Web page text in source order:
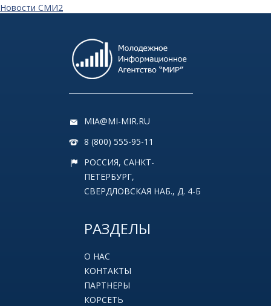
Новости СМИ2
MIA@MI-MIR.RU
8 (800) 555-95-11
РОССИЯ, САНКТ-
ПЕТЕРБУРГ,
СВЕРДЛОВСКАЯ НАБ., Д. 4-Б
РАЗДЕЛЫ
О НАС
КОНТАКТЫ
ПАРТНЕРЫ
КОРСЕТЬ